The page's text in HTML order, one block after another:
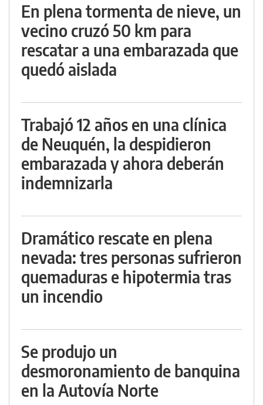
En plena tormenta de nieve, un
vecino cruzó 50 km para
rescatar a una embarazada que
quedó aislada
Trabajó 12 años en una clínica
de Neuquén, la despidieron
embarazada y ahora deberán
indemnizarla
Dramático rescate en plena
nevada: tres personas sufrieron
quemaduras e hipotermia tras
un incendio
Se produjo un
desmoronamiento de banquina
en la Autovía Norte